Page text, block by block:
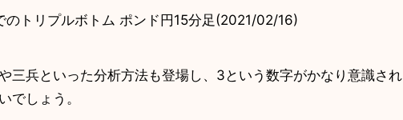
のトリプルボトム ポンド円15分足(2021/02/16)
三兵といった分析方法も登場し、3という数字がかなり意識され
でしょう。